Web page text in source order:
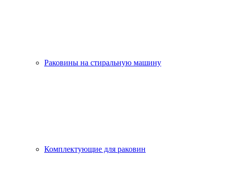
Раковины на стиральную машину
Комплектующие для раковин